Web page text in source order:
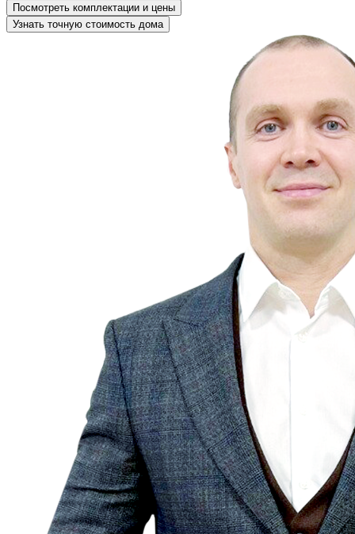
Посмотреть комплектации и цены
Узнать точную стоимость дома